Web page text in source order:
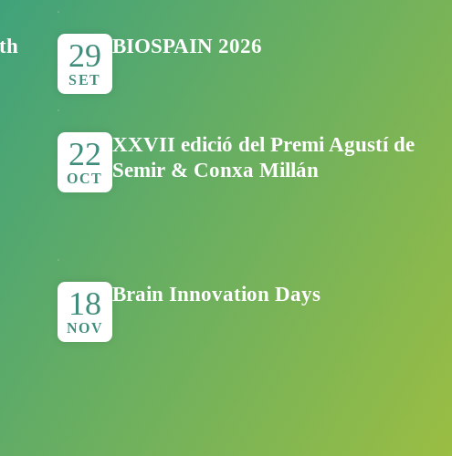
29
SET
BIOSPAIN 2026
22
OCT
XXVII edició del Premi Agustí de
Semir & Conxa Millán
18
NOV
Brain Innovation Days